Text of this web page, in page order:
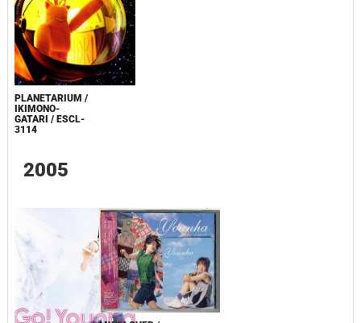
PLANETARIUM /
IKIMONO-
GATARI / ESCL-
3114
2005